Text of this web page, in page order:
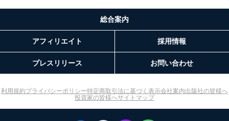
総合案内
アフィリエイト 採用情報
プレスリリース お問い合わせ
利用規約プライバシーポリシー特定商取引法に基づく表示会社案内出版社の皆様へ
投資家の皆様へサイトマップ